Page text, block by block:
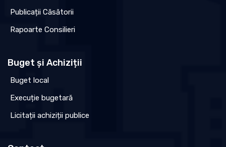
Publicații Căsătorii
Rapoarte Consilieri
Buget și Achiziții
Buget local
Execuție bugetară
Licitații achiziții publice